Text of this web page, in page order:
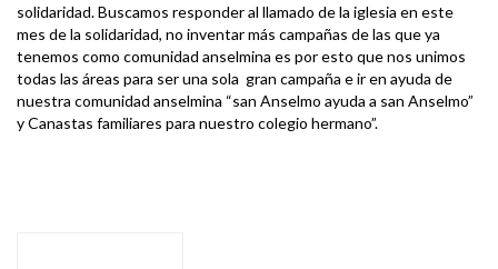
solidaridad. Buscamos responder al llamado de la iglesia en este
mes de la solidaridad, no inventar más campañas de las que ya
tenemos como comunidad anselmina es por esto que nos unimos
todas las áreas para ser una sola gran campaña e ir en ayuda de
nuestra comunidad anselmina “san Anselmo ayuda a san Anselmo”
y Canastas familiares para nuestro colegio hermano”.